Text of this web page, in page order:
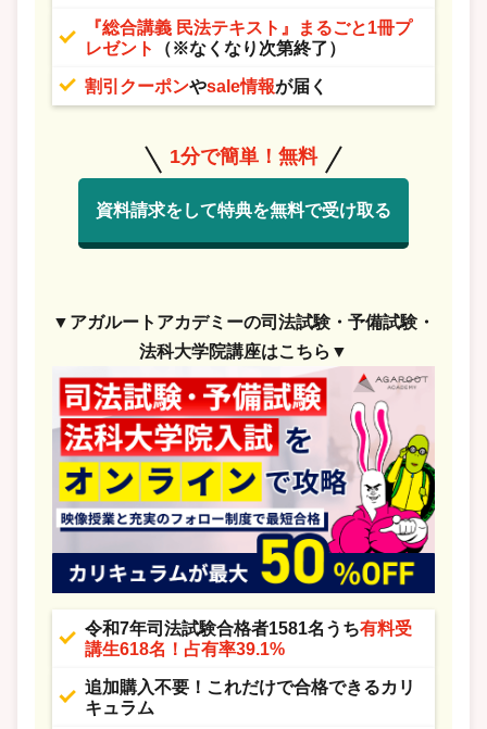
『総合講義 民法テキスト』まるごと1冊プ
レゼント
（※なくなり次第終了）
割引クーポンやsale情報が届く
1分で簡単！無料
資料請求をして特典を無料で受け取る
▼アガルートアカデミーの司法試験・予備試験・
法科大学院講座はこちら▼
令和7年司法試験合格者1581名うち有料受
講生618名！占有率39.1%
追加購入不要！これだけで合格できるカリ
キュラム